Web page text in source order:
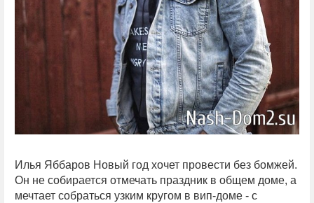
Илья Яббаров Новый год хочет провести без бомжей.
Он не собирается отмечать праздник в общем доме, а
мечтает собраться узким кругом в вип-доме - с